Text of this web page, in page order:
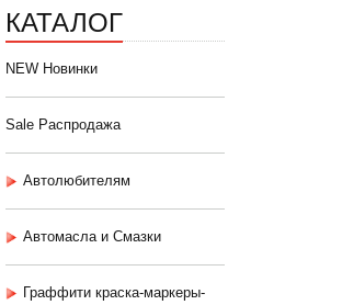
КАТАЛОГ
NEW Новинки
Sale Распродажа
Автолюбителям
Автомасла и Смазки
Граффити краска-маркеры-